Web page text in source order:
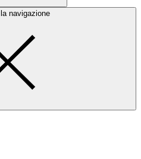
navigazione